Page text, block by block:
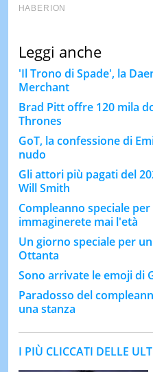
Leggi anche
'Il Trono di Spade', la
Merchant
Brad Pitt offre 120 mila
Thrones
GoT, la confessione di
nudo
Gli attori più pagati del
Will Smith
Compleanno speciale
immaginerete mai l'età
Un giorno speciale per
Ottanta
Sono arrivate le emoji di
Paradosso del
una stanza
I PIÙ CLICCATI DELLE